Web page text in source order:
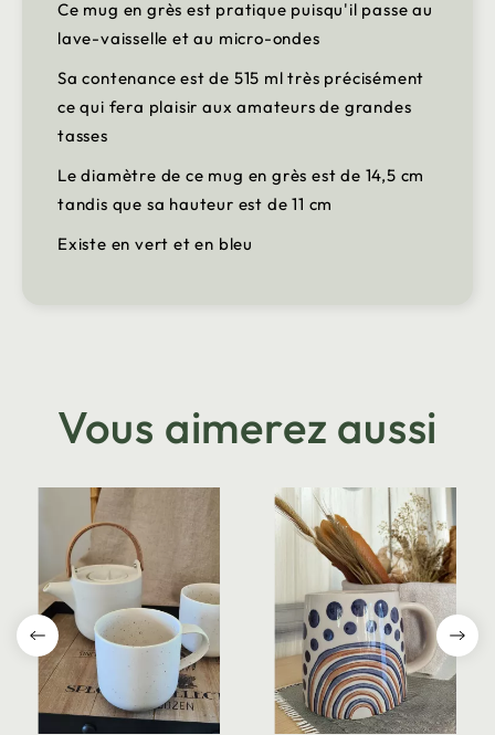
Ce mug en grès est pratique puisqu'il passe au
lave-vaisselle et au micro-ondes
Sa contenance est de 515 ml très précisément
ce qui fera plaisir aux amateurs de grandes
tasses
Le diamètre de ce mug en grès est de 14,5 cm
tandis que sa hauteur est de 11 cm
Existe en vert et en bleu
Vous aimerez aussi